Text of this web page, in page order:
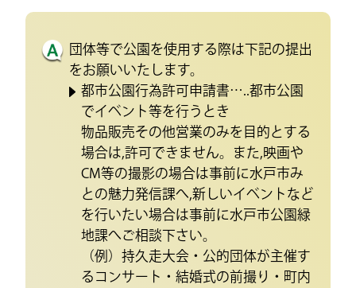
団体等で公園を使用する際は下記の提出
をお願いいたします。
都市公園行為許可申請書…..都市公園
でイベント等を行うとき
物品販売その他営業のみを目的とする
場合は,許可できません。また,映画や
CM等の撮影の場合は事前に水戸市み
との魅力発信課へ,新しいイベントなど
を行いたい場合は事前に水戸市公園緑
地課へご相談下さい。
（例）持久走大会・公的団体が主催す
るコンサート・結婚式の前撮り・町内